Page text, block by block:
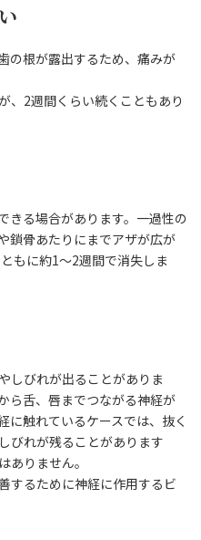
の根が露出するため、痛みが
、2週間くらい続くこともあり
きる場合があります。一過性の
鎖骨あたりにまでアザが広が
もに約1～2週間で消失しま
しびれが出ることがありま
ら舌、唇までつながる神経が
に触れているケースでは、抜く
びれが残ることがあります
ありません。
するために神経に作用するビ